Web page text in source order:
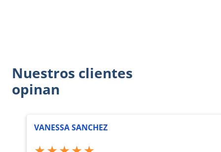
Nuestros clientes
opinan
VANESSA SANCHEZ